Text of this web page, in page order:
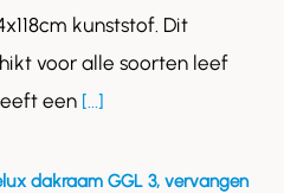
kunststof. Dit
voor alle soorten leef
een [...]
dakraam GGL 3, vervangen